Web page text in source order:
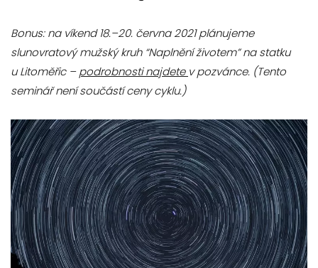
Bonus: na víkend 18.–20. června 2021 plánujeme
slunovratový mužský kruh “Naplnění životem” na statku
u Litoměřic –podrobnosti najdete v pozvánce. (Tento
seminář není součástí ceny cyklu.)